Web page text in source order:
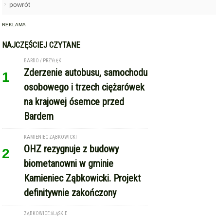
powrót
REKLAMA
NAJCZĘŚCIEJ CZYTANE
1
BARDO / PRZYŁĘK
Zderzenie autobusu, samochodu
osobowego i trzech ciężarówek
na krajowej ósemce przed
Bardem
2
KAMIENIEC ZĄBKOWICKI
OHZ rezygnuje z budowy
biometanowni w gminie
Kamieniec Ząbkowicki. Projekt
definitywnie zakończony
ZĄBKOWICE ŚLĄSKIE